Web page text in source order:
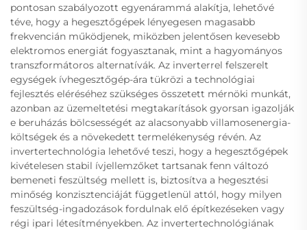
pontosan szabályozott egyenárammá alakítja, lehetővé
téve, hogy a hegesztőgépek lényegesen magasabb
frekvencián működjenek, miközben jelentősen kevesebb
elektromos energiát fogyasztanak, mint a hagyományos
transzformátoros alternatívák. Az inverterrel felszerelt
egységek ívhegesztőgép-ára tükrözi a technológiai
fejlesztés eléréséhez szükséges összetett mérnöki munkát,
azonban az üzemeltetési megtakarítások gyorsan igazolják
e beruházás bölcsességét az alacsonyabb villamosenergia-
költségek és a növekedett termelékenység révén. Az
invertertechnológia lehetővé teszi, hogy a hegesztőgépek
kivételesen stabil ívjellemzőket tartsanak fenn változó
bemeneti feszültség mellett is, biztosítva a hegesztési
minőség konzisztenciáját függetlenül attól, hogy milyen
feszültség-ingadozások fordulnak elő építkezéseken vagy
régi ipari létesítményekben. Az invertertechnológiának